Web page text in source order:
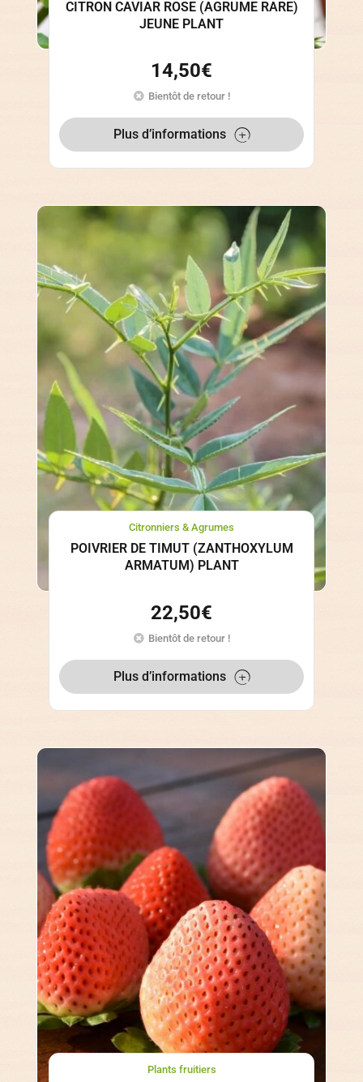
CITRON CAVIAR ROSE (AGRUME RARE)
JEUNE PLANT
14,50€
Bientôt de retour !
Plus d’informations
Citronniers & Agrumes
POIVRIER DE TIMUT (ZANTHOXYLUM
ARMATUM) PLANT
22,50€
Bientôt de retour !
Plus d’informations
Plants fruitiers